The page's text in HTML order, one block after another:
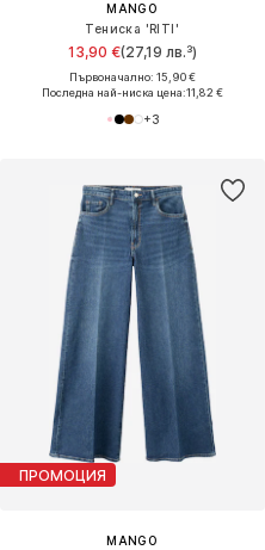
MANGO
Тениска 'RITI'
13,90 €(27,19 лв.³)
Първоначално: 15,90 €
Последна най-ниска цена:11,82 €
+3
ПРОМОЦИЯ
MANGO